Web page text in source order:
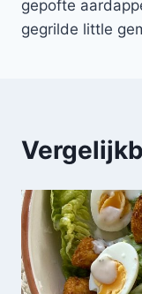
gepofte
gegrilde little